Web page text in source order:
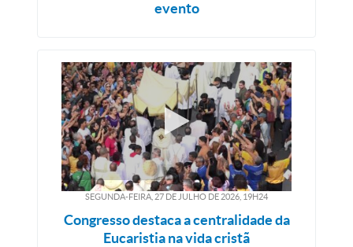
evento
SEGUNDA-FEIRA, 27 DE JULHO DE 2026, 19H24
Congresso destaca a centralidade da
Eucaristia na vida cristã